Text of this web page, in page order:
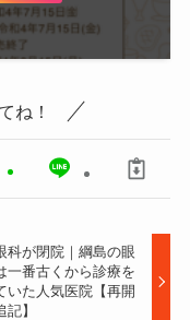
ね！
科が閉院｜綱島の眼
一番古くから診療を
いた人気医院【再開
】